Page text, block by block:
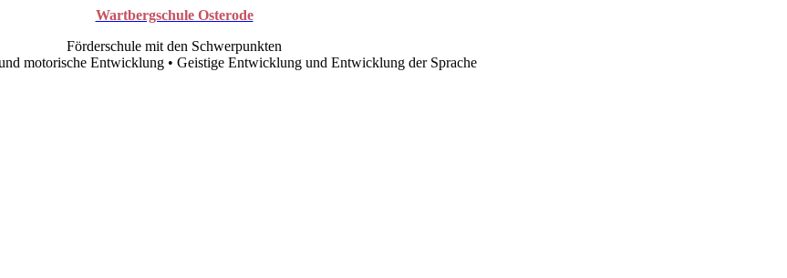
Wartbergschule Osterode
Förderschule mit den Schwerpunkten
motorische Entwicklung • Geistige Entwicklung und Entwicklung der Sprache